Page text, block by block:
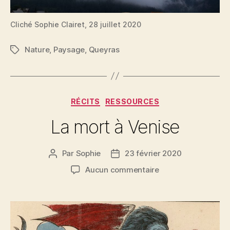
Cliché Sophie Clairet, 28 juillet 2020
Étiquettes
Nature, Paysage Queyras
Catégories
RÉCITS RESSOURCES
La mort à Venise
Auteur
l’article
Par Sophie
Date23 février 2020
Aucun commentairesur
à
Venise